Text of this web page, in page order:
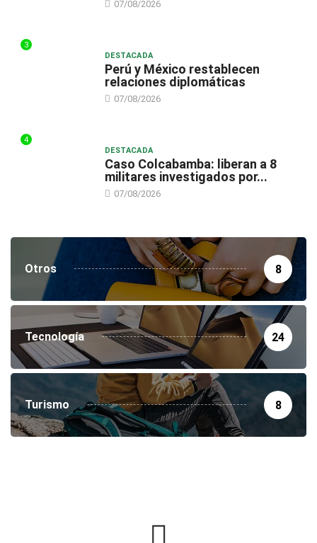
07/08/2026
3
DESTACADA
Perú y México restablecen
relaciones diplomáticas
07/08/2026
4
DESTACADA
Caso Colcabamba: liberan a 8
militares investigados por...
07/08/2026
Otros 8
Tecnología 24
Turismo 8